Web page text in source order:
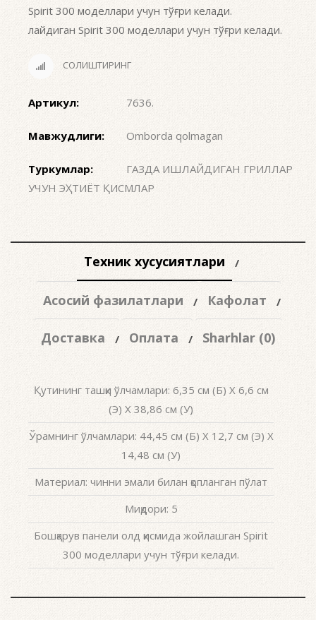
Spirit 300 моделлари учун тўғри келади.
лайдиган Spirit 300 моделлари учун тўғри келади.
СОЛИШТИРИНГ
Артикул: 7636.
Мавжудлиги: Omborda qolmagan
Туркумлар:
ГАЗДА ИШЛАЙДИГАН ГРИЛЛАР
УЧУН ЭҲТИЁТ ҚИСМЛАР
Техник хусусиятлари
Асосий фазилатлари Кафолат
Доставка Оплата Sharhlar (0)
Қутининг ташқи ўлчамлари: 6,35 см (Б) X 6,6 см
(Э) X 38,86 см (У)
Ўрамнинг ўлчамлари: 44,45 см (Б) X 12,7 см (Э) X
14,48 см (У)
Материал: чинни эмали билан қопланган пўлат
Миқдори: 5
Бошқарув панели олд қисмида жойлашган Spirit
300 моделлари учун тўғри келади.